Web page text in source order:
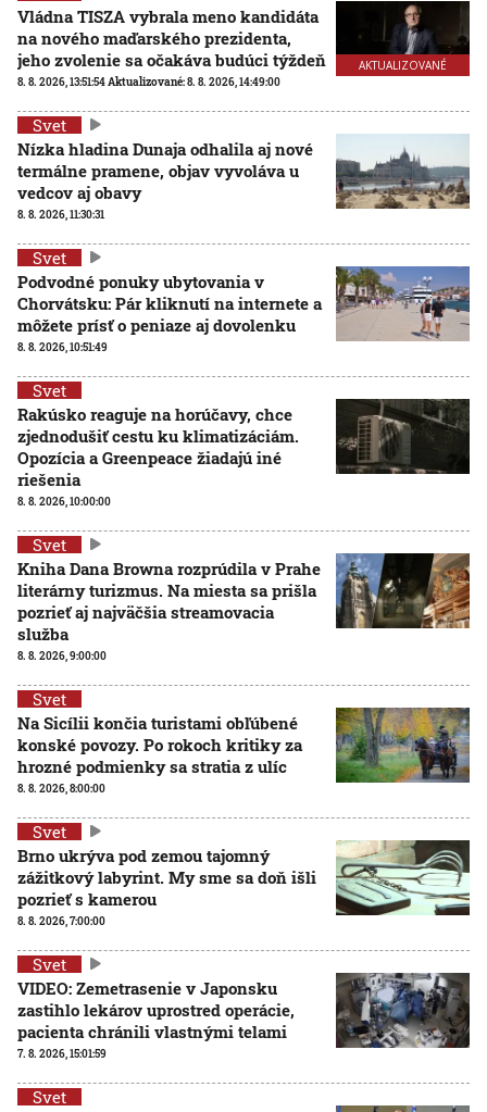
AKTUALIZOVANÉ
Vládna TISZA vybrala meno kandidáta
na nového maďarského prezidenta,
jeho zvolenie sa očakáva budúci týždeň
8. 8. 2026, 13:51:54Aktualizované:8. 8. 2026, 14:49:00
Svet
Nízka hladina Dunaja odhalila aj nové
termálne pramene, objav vyvoláva u
vedcov aj obavy
8. 8. 2026, 11:30:31
Svet
Podvodné ponuky ubytovania v
Chorvátsku: Pár kliknutí na internete a
môžete prísť o peniaze aj dovolenku
8. 8. 2026, 10:51:49
Svet
Rakúsko reaguje na horúčavy, chce
zjednodušiť cestu ku klimatizáciám.
Opozícia a Greenpeace žiadajú iné
riešenia
8. 8. 2026, 10:00:00
Svet
Kniha Dana Browna rozprúdila v Prahe
literárny turizmus. Na miesta sa prišla
pozrieť aj najväčšia streamovacia
služba
8. 8. 2026, 9:00:00
Svet
Na Sicílii končia turistami obľúbené
konské povozy. Po rokoch kritiky za
hrozné podmienky sa stratia z ulíc
8. 8. 2026, 8:00:00
Svet
Brno ukrýva pod zemou tajomný
zážitkový labyrint. My sme sa doň išli
pozrieť s kamerou
8. 8. 2026, 7:00:00
Svet
VIDEO: Zemetrasenie v Japonsku
zastihlo lekárov uprostred operácie,
pacienta chránili vlastnými telami
7. 8. 2026, 15:01:59
Svet